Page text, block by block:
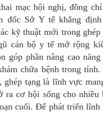
mạc hội nghị, đồng
đốc Sở Y tế khẳng
kỹ thuật mới trong ghép
cán bộ y tế mở rộng
góp phần nâng cao
chữa bệnh trong
ghép tạng là lĩnh vực
ra cơ hội sống cho nhiều
cuối. Để phát triển lĩnh